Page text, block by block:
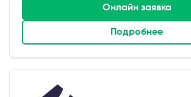
Онлайн заявка
Подробнее